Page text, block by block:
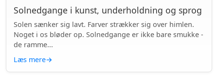
Solnedgange i kunst, underholdning og sprog
Solen sænker sig lavt. Farver strækker sig over himlen.
Noget i os bløder op. Solnedgange er ikke bare smukke -
de ramme...
Læs mere→